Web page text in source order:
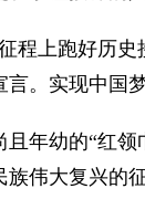
上跑好历史接
言。实现中国
幼的“红领
族伟大复兴的